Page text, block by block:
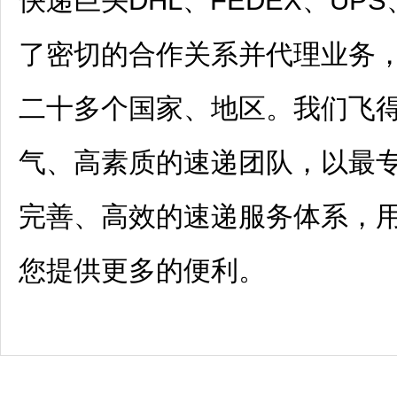
了密切的合作关系并代理业务
二十多个国家、地区。我们飞
气、高素质的速递团队，以最
完善、高效的速递服务体系，
您提供更多的便利。